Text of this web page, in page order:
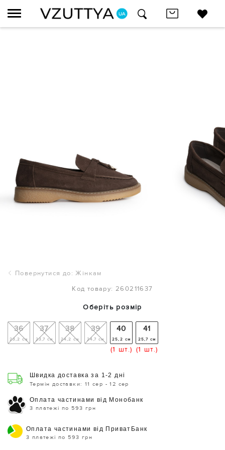
Повернутися до: Жінкам
Код товару: 260211637
Оберіть розмір
36
23,2 см
37
23,7 см
38
24,2 см
39
24,7 см
40
25,2 см
(1 шт.)
41
25,7 см
(1 шт.)
Швидка доставка за 1-2 дні
Термін доставки: 11 сер - 12 сер
Оплата частинами від Монобанк
3 платежі по 593 грн
Оплата частинами від ПриватБанк
3 платежі по 593 грн